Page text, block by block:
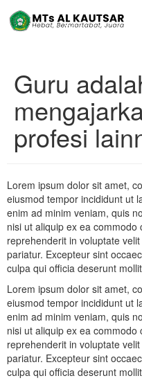
Guru
profesi
Lorem ipsum dolor sit amet,
eiusmod tempor incididunt ut
enim ad minim veniam, quis
nisi ut aliquip ex ea
reprehenderit in voluptate
pariatur. Excepteur sint
culpa qui officia deserunt
Lorem ipsum dolor sit amet,
eiusmod tempor incididunt ut
enim ad minim veniam, quis
nisi ut aliquip ex ea
reprehenderit in voluptate
pariatur. Excepteur sint
culpa qui officia deserunt